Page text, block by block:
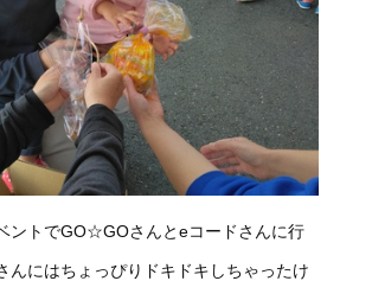
ントでGO☆GOさんとeコードさんに行
んにはちょっぴりドキドキしちゃったけ